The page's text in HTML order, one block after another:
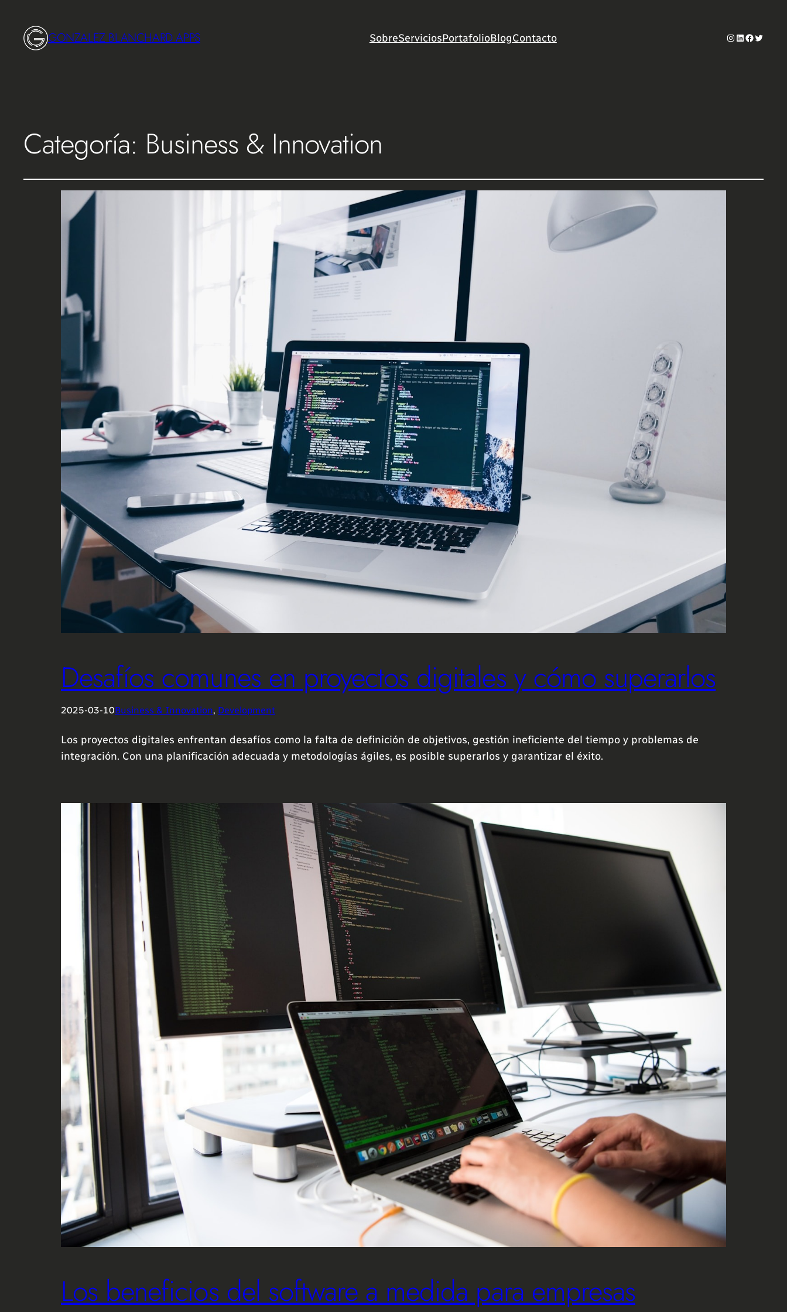
GONZALEZ BLANCHARD APPS SobreServiciosPortafolioBlogContacto Instagram
LinkedIn
Facebook
Twitter
Categoría: Business & Innovation
Desafíos comunes en proyectos digitales y cómo superarlos
2025-03-10Business & Innovation, Development
Los proyectos digitales enfrentan desafíos como la falta de definición de objetivos, gestión ineficiente del tiempo y problemas de
integración. Con una planificación adecuada y metodologías ágiles, es posible superarlos y garantizar el éxito.
Los beneficios del software a medida para empresas